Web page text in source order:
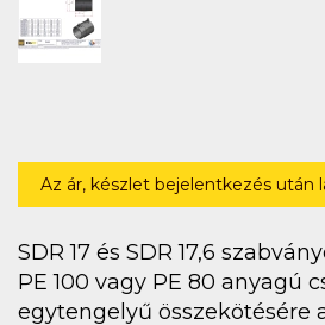
Az ár, készlet bejelentkezés után
SDR 17 és SDR 17,6
PE 100 vagy PE 80 anyagú
egytengelyű összekötésére